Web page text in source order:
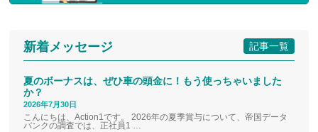
記事一覧
新着メッセージ
夏のボーナスは、ぜひ車の頭金に！もう使っちゃいました
か？
2026年7月30日
こんにちは、Action1です。 2026年の夏季賞与について、帝国データ
バンクの調査では、正社員1 …